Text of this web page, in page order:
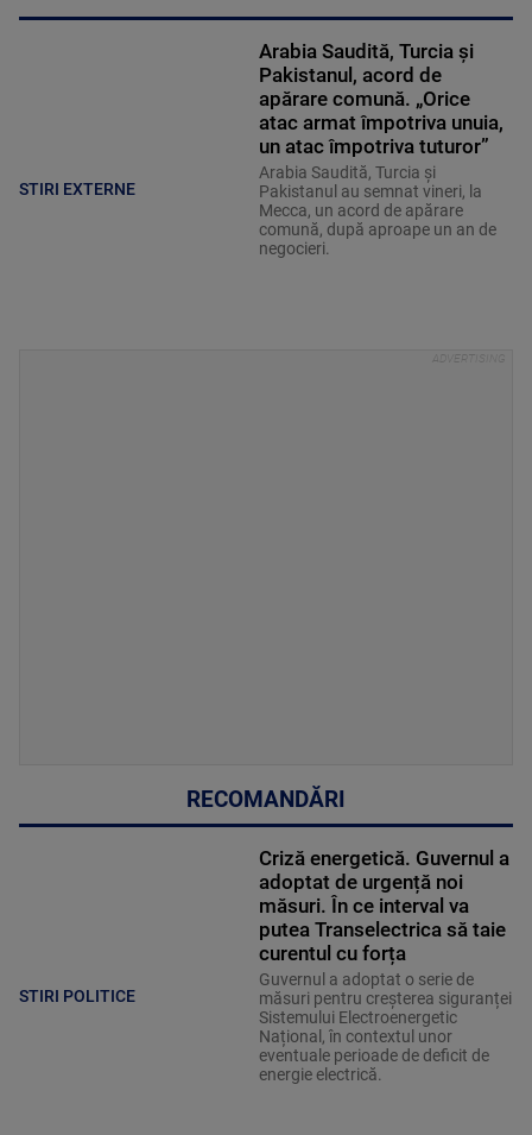
STIRI EXTERNE
Arabia Saudită, Turcia și
Pakistanul, acord de
apărare comună. „Orice
atac armat împotriva unuia,
un atac împotriva tuturor”
Arabia Saudită, Turcia și
Pakistanul au semnat vineri, la
Mecca, un acord de apărare
comună, după aproape un an de
negocieri.
RECOMANDĂRI
STIRI POLITICE
Criză energetică. Guvernul a
adoptat de urgență noi
măsuri. În ce interval va
putea Transelectrica să taie
curentul cu forța
Guvernul a adoptat o serie de
măsuri pentru creșterea siguranței
Sistemului Electroenergetic
Național, în contextul unor
eventuale perioade de deficit de
energie electrică.